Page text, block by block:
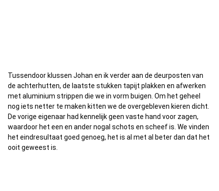
Tussendoor klussen Johan en ik verder aan de deurposten van
de achterhutten, de laatste stukken tapijt plakken en afwerken
met aluminium strippen die we in vorm buigen. Om het geheel
nog iets netter te maken kitten we de overgebleven kieren dicht.
De vorige eigenaar had kennelijk geen vaste hand voor zagen,
waardoor het een en ander nogal schots en scheef is. We vinden
het eindresultaat goed genoeg, het is al met al beter dan dat het
ooit geweest is.